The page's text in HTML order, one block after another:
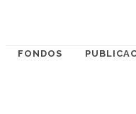
FONDOS